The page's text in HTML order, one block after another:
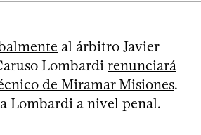
al árbitro Javier
Lombardi renunciará
de Miramar Misiones.
Lombardi a nivel penal.